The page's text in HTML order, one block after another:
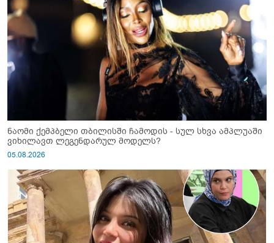
ნაომი ქემპბელი თბილისში ჩამოდის - სულ სხვა ამპლუაში
ვიხილავთ ლეგენდარულ მოდელს?
05.08.2026